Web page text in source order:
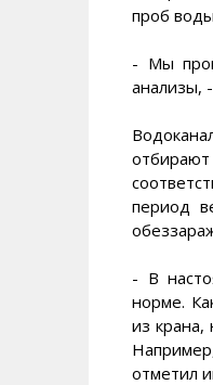
проб
- Мы
анализы,
отбирают
период
- В
норме.
из крана,
отметил